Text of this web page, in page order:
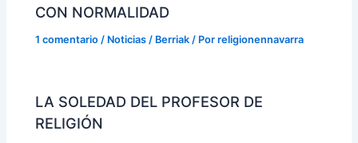
CON NORMALIDAD
1 comentario / Noticias / Berriak / Porreligionennavarra
LA SOLEDAD DEL PROFESOR DE
RELIGIÓN